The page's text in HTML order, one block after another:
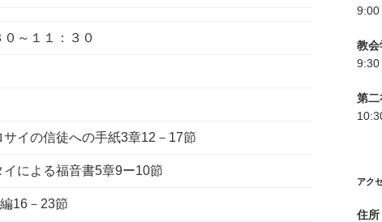
～１１：３０
信徒への手紙3章12－17節
よる福音書5章9ー10節
－23節
9:00
教会
9:30
第二
アク
住所